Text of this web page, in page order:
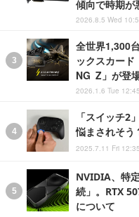
傾向で時期が
2026.8.5 Wed
全世界1,300
ックスカー
NG Z」が登
2026.1.6 Tue 12:45
「スイッチ2
悩まされそう
2025.7.11 Fri 12:35
NVIDIA、特
続」。RTX
について